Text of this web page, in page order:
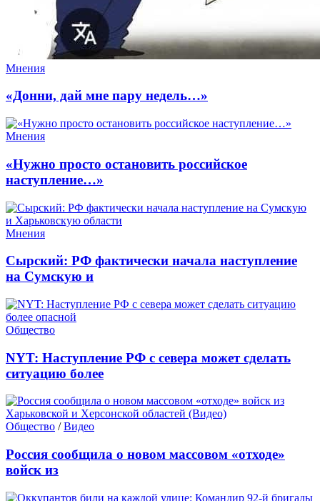
Мнения
«Донни, дай мне пару недель…»
Мнения
«Нужно просто остановить российское
наступление…»
Мнения
Сырский: РФ фактически начала наступление
на Сумскую и
Общество
NYT: Наступление РФ с севера может сделать
ситуацию более
Общество /Видео
Россия сообщила о новом массовом «отходе»
войск из